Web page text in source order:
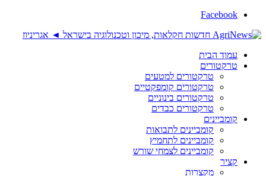
Facebook
עמוד הבית
טרקטורים
טרקטורים למטעים
טרקטורים קומפקטיים
טרקטורים בינוניים
טרקטורים כבדים
קומביינים
קומביינים לתבואות
קומביינים לתחמיץ
קומביינים לצמחי שורש
קציר
מקצרות